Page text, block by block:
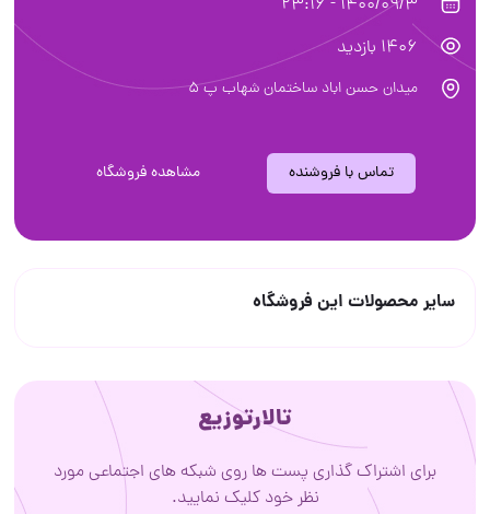
1400/09/3 - 23:16
1406 بازدید
میدان حسن اباد ساختمان شهاب پ 5
تماس با فروشنده مشاهده فروشگاه
سایر محصولات این فروشگاه
تالارتوزیع
برای اشتراک گذاری پست ها روی شبکه های اجتماعی مورد
نظر خود کلیک نمایید.